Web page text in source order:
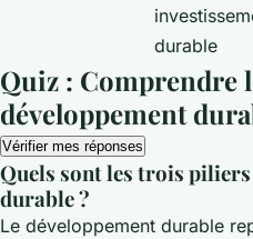
durable
Quiz : Comprendre
développement
Vérifier mes réponses
Quels sont les trois
durable ?
Le développement durable